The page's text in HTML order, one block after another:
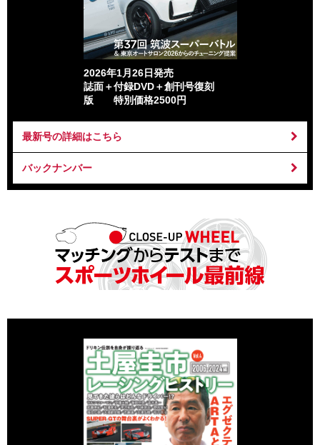
2026年1月26日発売
誌面＋付録DVD＋創刊号復刻
版 特別価格2500円
最新号の詳細はこちら
バックナンバー